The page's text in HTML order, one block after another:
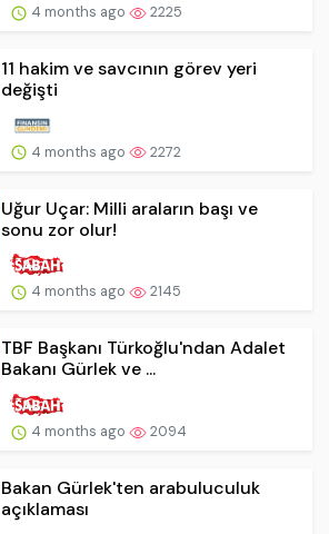
4 months ago 2225
11 hakim ve savcının görev yeri
değişti
4 months ago 2272
Uğur Uçar: Milli araların başı ve
sonu zor olur!
4 months ago 2145
TBF Başkanı Türkoğlu'ndan Adalet
Bakanı Gürlek ve ...
4 months ago 2094
Bakan Gürlek'ten arabuluculuk
açıklaması